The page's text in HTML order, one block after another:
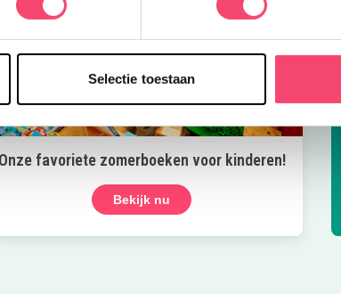
Selectie toestaan
Onze favoriete zomerboeken voor kinderen!
Bekijk nu